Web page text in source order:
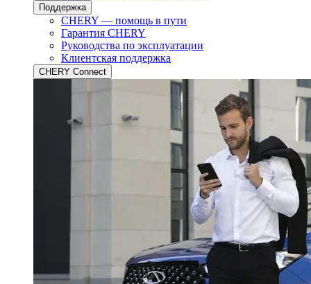
Поддержка
CHERY — помощь в пути
Гарантия CHERY
Руководства по эксплуатации
Клиентская поддержка
CHERY Connect